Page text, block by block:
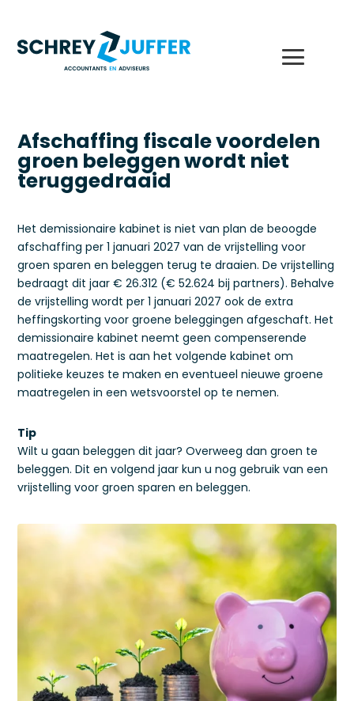
Afschaffing fiscale voordelen
groen beleggen wordt niet
teruggedraaid
Het demissionaire kabinet is niet van plan de beoogde
afschaffing per 1 januari 2027 van de vrijstelling voor
groen sparen en beleggen terug te draaien. De vrijstelling
bedraagt dit jaar € 26.312 (€ 52.624 bij partners). Behalve
de vrijstelling wordt per 1 januari 2027 ook de extra
heffingskorting voor groene beleggingen afgeschaft. Het
demissionaire kabinet neemt geen compenserende
maatregelen. Het is aan het volgende kabinet om
politieke keuzes te maken en eventueel nieuwe groene
maatregelen in een wetsvoorstel op te nemen.
Tip
Wilt u gaan beleggen dit jaar? Overweeg dan groen te
beleggen. Dit en volgend jaar kun u nog gebruik van een
vrijstelling voor groen sparen en beleggen.